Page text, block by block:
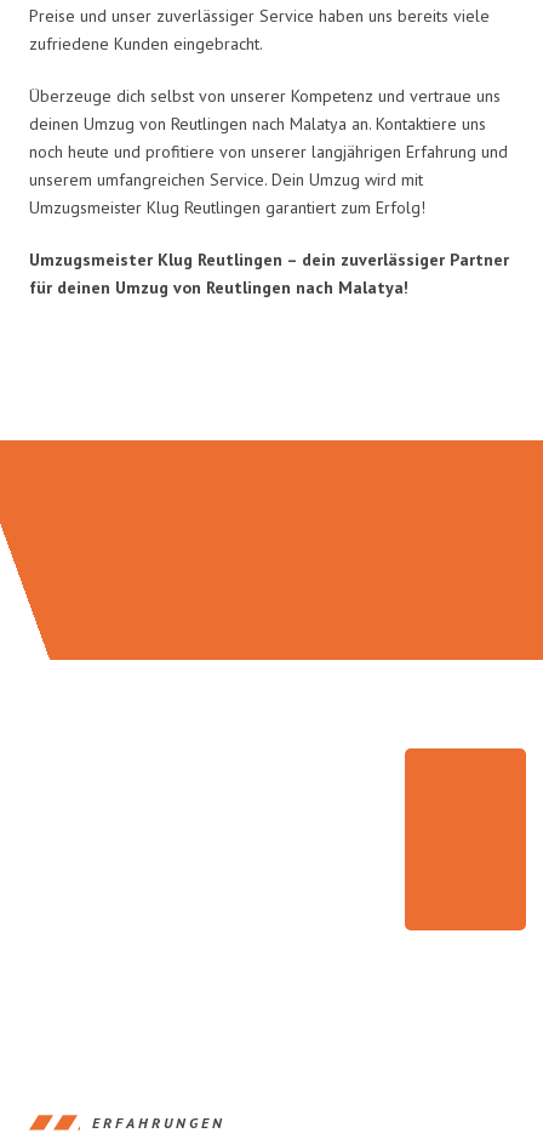
Preise und unser zuverlässiger Service haben uns bereits viele
zufriedene Kunden eingebracht.
Überzeuge dich selbst von unserer Kompetenz und vertraue uns
deinen Umzug von Reutlingen nach Malatya an. Kontaktiere uns
noch heute und profitiere von unserer langjährigen Erfahrung und
unserem umfangreichen Service. Dein Umzug wird mit
Umzugsmeister Klug Reutlingen garantiert zum Erfolg!
Umzugsmeister Klug Reutlingen – dein zuverlässiger Partner
für deinen Umzug von Reutlingen nach Malatya!
ERFAHRUNGEN